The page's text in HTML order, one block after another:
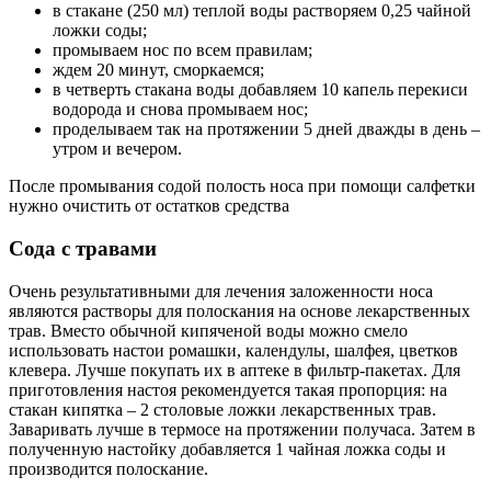
в стакане (250 мл) теплой воды растворяем 0,25 чайной
ложки соды;
промываем нос по всем правилам;
ждем 20 минут, сморкаемся;
в четверть стакана воды добавляем 10 капель перекиси
водорода и снова промываем нос;
проделываем так на протяжении 5 дней дважды в день –
утром и вечером.
После промывания содой полость носа при помощи салфетки
нужно очистить от остатков средства
Сода с травами
Очень результативными для лечения заложенности носа
являются растворы для полоскания на основе лекарственных
трав. Вместо обычной кипяченой воды можно смело
использовать настои ромашки, календулы, шалфея, цветков
клевера. Лучше покупать их в аптеке в фильтр-пакетах. Для
приготовления настоя рекомендуется такая пропорция: на
стакан кипятка – 2 столовые ложки лекарственных трав.
Заваривать лучше в термосе на протяжении получаса. Затем в
полученную настойку добавляется 1 чайная ложка соды и
производится полоскание.